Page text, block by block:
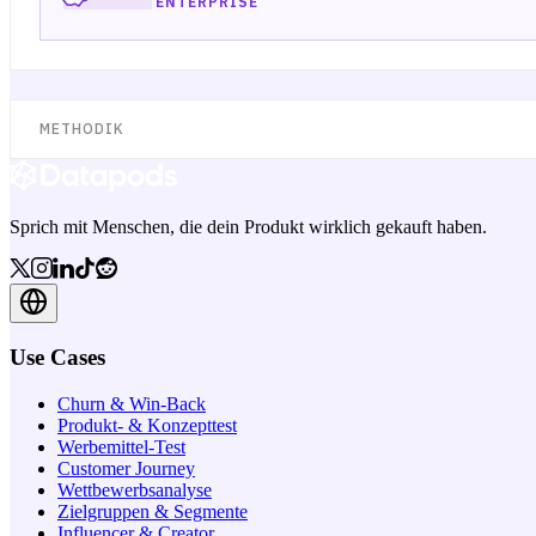
METHODIK
Sprich mit Menschen, die dein Produkt wirklich gekauft haben.
Use Cases
Churn & Win-Back
Produkt- & Konzepttest
Werbemittel-Test
Customer Journey
Wettbewerbsanalyse
Zielgruppen & Segmente